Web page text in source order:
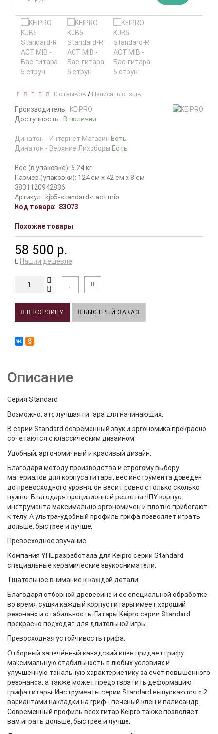
0 отзывов / Написать отзыв
Производитель: KEIPRO
Доступность: В наличии
Динатон - Интернет Магазин Есть
Динатон - Верхние Лихоборы Есть
Вес (в упаковке): 5.24 кг
Размер (упаковки): 124 см x 42 см x 8 см
3831120942836
Артикул: kjb5-standard-r act mib
Код товара: 83073
Похожие товары
58 500 р.
Нашли дешевле
В КОРЗИНУ БЫСТРЫЙ ЗАКАЗ
Описание
Серия Standard
Возможно, это лучшая гитара для начинающих.
В серии Standard современный звук и эргономика прекрасно
сочетаются с классическим дизайном.
Удобный, эргономичный и красивый дизайн.
Благодаря методу производства и строгому выбору
материалов для корпуса гитары, вес инструмента доведён
до превосходного уровня, он весит ровно столько сколько
нужно. Благодаря прецизионной резке на ЧПУ корпус
инструмента максимально эргономичен и плотно прибегают
к телу. А ультра-удобный профиль грифа позволяет играть
дольше, быстрее и лучше.
Превосходное звучание.
Компания YHL разработала для Keipro серии Standard
специальные керамические звукосниматели.
Тщательное внимание к каждой детали.
Благодаря отборной древесине и ее специальной обработке
во время сушки каждый корпус гитары имеет хороший
резонанс и стабильность. Гитары Keipro серии Standard
прекрасно подходят для длительной игры.
Превосходная устойчивость грифа.
Отборный запечённый канадский клен придает грифу
максимальную стабильность в любых условиях и
улучшенную тональную характеристику за счет повышенного
резонанса, а также может предотвратить деформацию
грифа гитары. Инструменты серии Standard выпускаются с 2
вариантами накладки на гриф - печеный клен и палисандр.
Современный профиль всех гитар Keipro также позволяет
вам играть дольше, быстрее и лучше.